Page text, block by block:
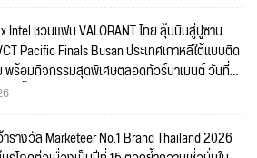
Intel ชวนแฟน VALORANT ไทย ลุ้นบินสู่ปูซาน
Pacific Finals Busan ประเทศเกาหลีใต้แบบติด
พร้อมกิจกรรมสุดพิเศษตลอดทัวร์นาเมนต์ วันที่
นี้!
รางวัล Marketeer No.1 Brand Thailand 2026